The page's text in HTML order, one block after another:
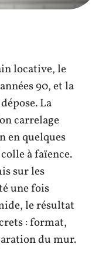
locative, le
90, et la
La
carrelage
en quelques
à faïence.
sur les
une fois
le résultat
: format,
du mur.